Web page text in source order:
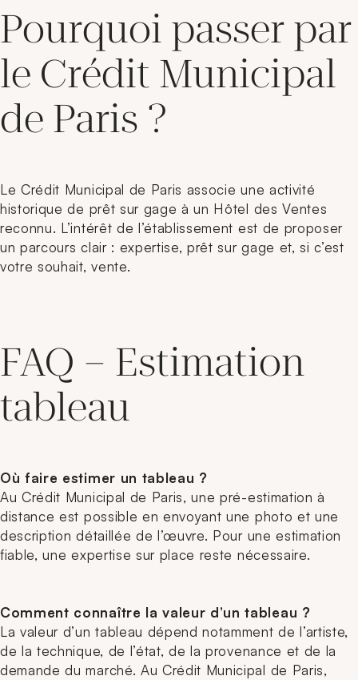
Pourquoi passer par
le Crédit Municipal
de Paris ?
Le Crédit Municipal de Paris associe une activité
historique de prêt sur gage à un Hôtel des Ventes
reconnu. L’intérêt de l’établissement est de proposer
un parcours clair : expertise, prêt sur gage et, si c’est
votre souhait, vente.
FAQ – Estimation
tableau
Où faire estimer un tableau ?
Au Crédit Municipal de Paris, une pré-estimation à
distance est possible en envoyant une photo et une
description détaillée de l’œuvre. Pour une estimation
fiable, une expertise sur place reste nécessaire.
Comment connaître la valeur d’un tableau ?
La valeur d’un tableau dépend notamment de l’artiste,
de la technique, de l’état, de la provenance et de la
demande du marché. Au Crédit Municipal de Paris,